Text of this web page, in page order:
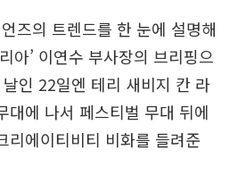
즈의 트렌드를 한 눈에 설명해
아’ 이연수 부사장의 브리핑으
인 22일엔 테리 새비지 칸 라
대에 나서 페스티벌 무대 뒤에
리에이티비티 비화를 들려준